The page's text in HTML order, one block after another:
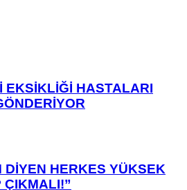
EKSİKLİĞİ HASTALARI
DİYEN HERKES YÜKSEK
ÇIKMALI!”